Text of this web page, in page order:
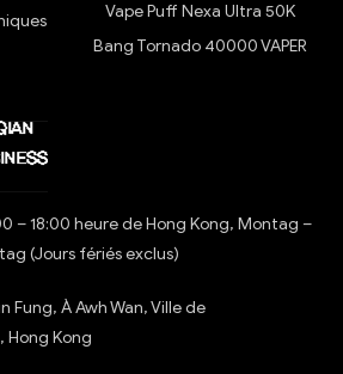
Vape Puff Nexa Ultra 50K
Bang Tornado 40000 VAPER
– 18:00 heure de Hong Kong, Montag –
(Jours fériés exclus)
Fung, À Awh Wan, Ville de
Hong Kong